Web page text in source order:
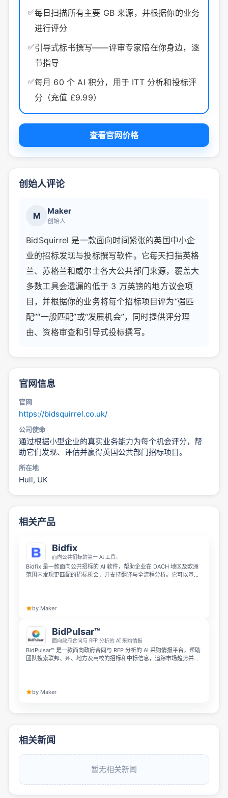
✅每日扫描所有主要 GB 来源，并根据你的业务
进行评分
✅引导式标书撰写——评审专家陪在你身边，逐
节指导
✅每月 60 个 AI 积分，用于 ITT 分析和投标评
分（充值 £9.99）
查看官网价格
创始人评论
M Maker
创始人
BidSquirrel 是一款面向时间紧张的英国中小企
业的招标发现与投标撰写软件。它每天扫描英格
兰、苏格兰和威尔士各大公共部门来源，覆盖大
多数工具会遗漏的低于 3 万英镑的地方议会项
目，并根据你的业务将每个招标项目评为“强匹
配”“一般匹配”或“发展机会”，同时提供评分理
由、资格审查和引导式投标撰写。
官网信息
官网
https://bidsquirrel.co.uk/
公司使命
通过根据小型企业的真实业务能力为每个机会评分，帮
助它们发现、评估并赢得英国公共部门招标项目。
所在地
Hull, UK
相关产品
Bidfix
面向公共招标的第一 AI 工具。
Bidfix 是一款面向公共招标的 AI 软件，帮助企业在 DACH 地区及欧洲
范围内发现更匹配的招标机会，并支持翻译与全流程分析。它可以基于
by Maker
BidPulsar™
面向政府合同与 RFP 分析的 AI 采购情报
BidPulsar™ 是一款面向政府合同与 RFP 分析的 AI 采购情报平台，帮助
团队搜索联邦、州、地方及高校的招标和中标信息，追踪市场趋势并对
by Maker
相关新闻
暂无相关新闻